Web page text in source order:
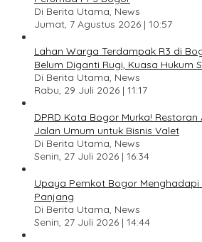
Di Berita Utama, News
Jumat, 7 Agustus 2026 | 10:57
Lahan Warga Terdampak R3 di
Belum Diganti Rugi, Kuasa Hukum
Di Berita Utama, News
Rabu, 29 Juli 2026 | 11:17
DPRD Kota Bogor Murka!
Jalan Umum untuk Bisnis Valet
Di Berita Utama, News
Senin, 27 Juli 2026 | 16:34
Upaya Pemkot Bogor
Panjang
Di Berita Utama, News
Senin, 27 Juli 2026 | 14:44